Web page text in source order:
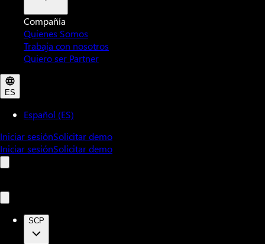
Compañía
Quienes Somos
Trabaja con nosotros
Quiero ser Partner
ES
Español (ES)
Iniciar sesiónSolicitar demo
Iniciar sesiónSolicitar demo
SCP